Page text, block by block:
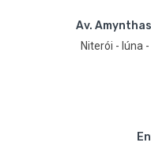
Av.
Niterói - Iúna